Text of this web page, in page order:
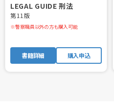
LEGAL GUIDE 刑法
第11版
※警察職員以外の方も購入可能
書籍詳細 購入申込